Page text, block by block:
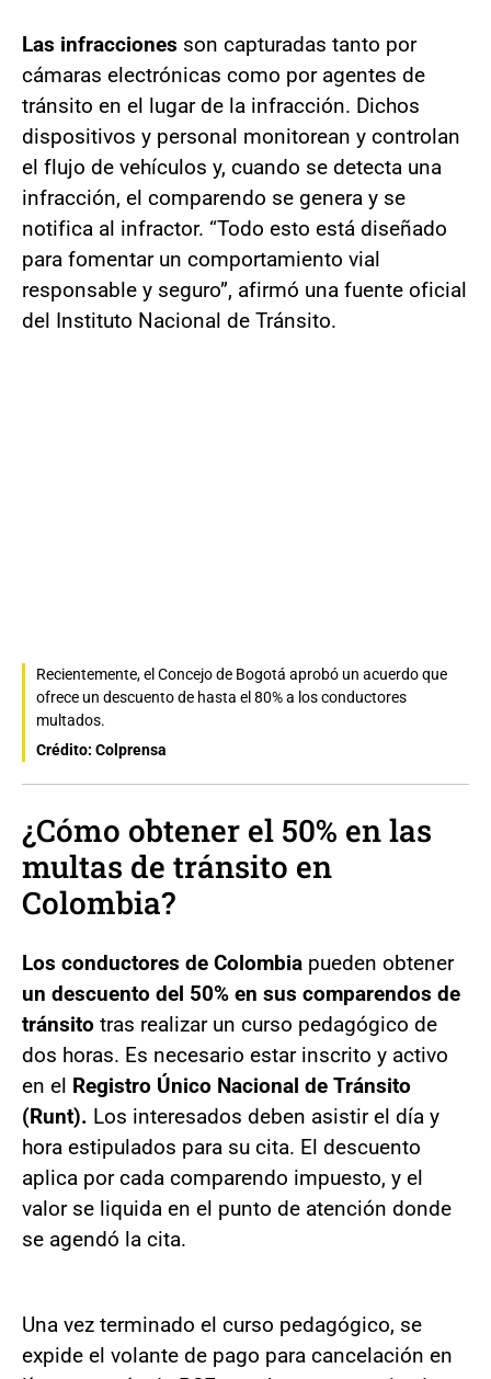
Las infracciones son capturadas tanto por
cámaras electrónicas como por agentes de
tránsito en el lugar de la infracción. Dichos
dispositivos y personal monitorean y controlan
el flujo de vehículos y, cuando se detecta una
infracción, el comparendo se genera y se
notifica al infractor. “Todo esto está diseñado
para fomentar un comportamiento vial
responsable y seguro”, afirmó una fuente oficial
del Instituto Nacional de Tránsito.
Recientemente, el Concejo de Bogotá aprobó un acuerdo que
ofrece un descuento de hasta el 80% a los conductores
multados.
Crédito: Colprensa
¿Cómo obtener el 50% en las
multas de tránsito en
Colombia?
Los conductores de Colombia pueden obtener
un descuento del 50% en sus comparendos de
tránsito tras realizar un curso pedagógico de
dos horas. Es necesario estar inscrito y activo
en el Registro Único Nacional de Tránsito
(Runt). Los interesados deben asistir el día y
hora estipulados para su cita. El descuento
aplica por cada comparendo impuesto, y el
valor se liquida en el punto de atención donde
se agendó la cita.
Una vez terminado el curso pedagógico, se
expide el volante de pago para cancelación en